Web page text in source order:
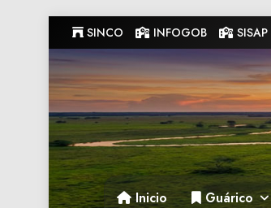
to
content
SINCO INFOGOB SISAP
Gobernacion de
Gobernacion de Guarico
Inicio Guárico